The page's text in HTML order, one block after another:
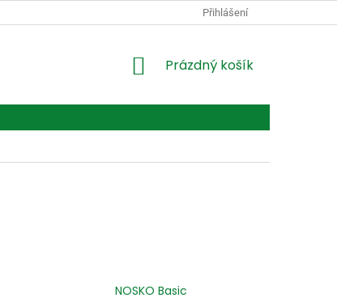
VPOIS
Přihlášení
NÁKUPNÍ
Prázdný košík
NOSKO Basic